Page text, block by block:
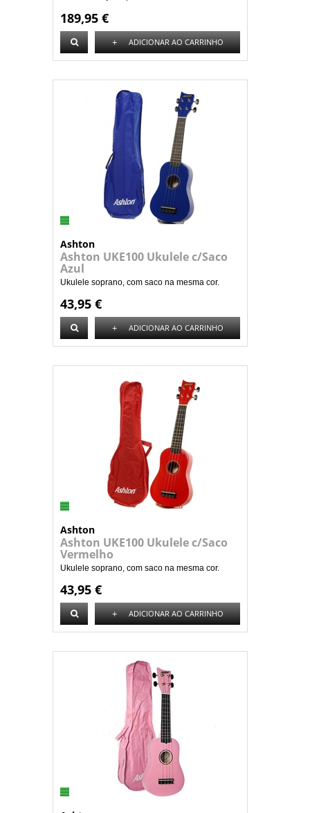
189,95 €
+ ADICIONAR AO CARRINHO
Ashton
Ashton UKE100 Ukulele c/Saco
Azul
Ukulele soprano, com saco na mesma cor.
43,95 €
+ ADICIONAR AO CARRINHO
Ashton
Ashton UKE100 Ukulele c/Saco
Vermelho
Ukulele soprano, com saco na mesma cor.
43,95 €
+ ADICIONAR AO CARRINHO